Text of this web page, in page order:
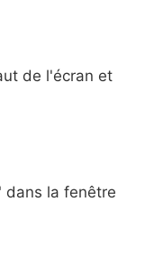
de l'écran et
dans la fenêtre